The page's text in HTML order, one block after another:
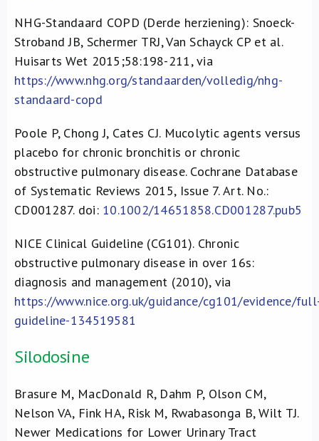
NHG-Standaard COPD (Derde herziening): Snoeck-
Stroband JB, Schermer TRJ, Van Schayck CP et al.
Huisarts Wet 2015;58:198-211, via
https://www.nhg.org/standaarden/volledig/nhg-
standaard-copd
Poole P, Chong J, Cates CJ. Mucolytic agents versus
placebo for chronic bronchitis or chronic
obstructive pulmonary disease. Cochrane Database
of Systematic Reviews 2015, Issue 7. Art. No.:
CD001287. doi: 10.1002/14651858.CD001287.pub5
NICE Clinical Guideline (CG101). Chronic
obstructive pulmonary disease in over 16s:
diagnosis and management (2010), via
https://www.nice.org.uk/guidance/cg101/evidence/
guideline-134519581
Silodosine
Brasure M, MacDonald R, Dahm P, Olson CM,
Nelson VA, Fink HA, Risk M, Rwabasonga B, Wilt TJ.
Newer Medications for Lower Urinary Tract